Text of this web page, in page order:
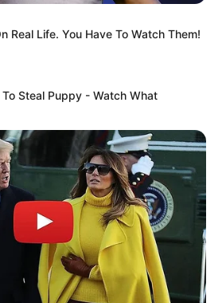
Real Life. You Have To Watch Them!
Steal Puppy - Watch What